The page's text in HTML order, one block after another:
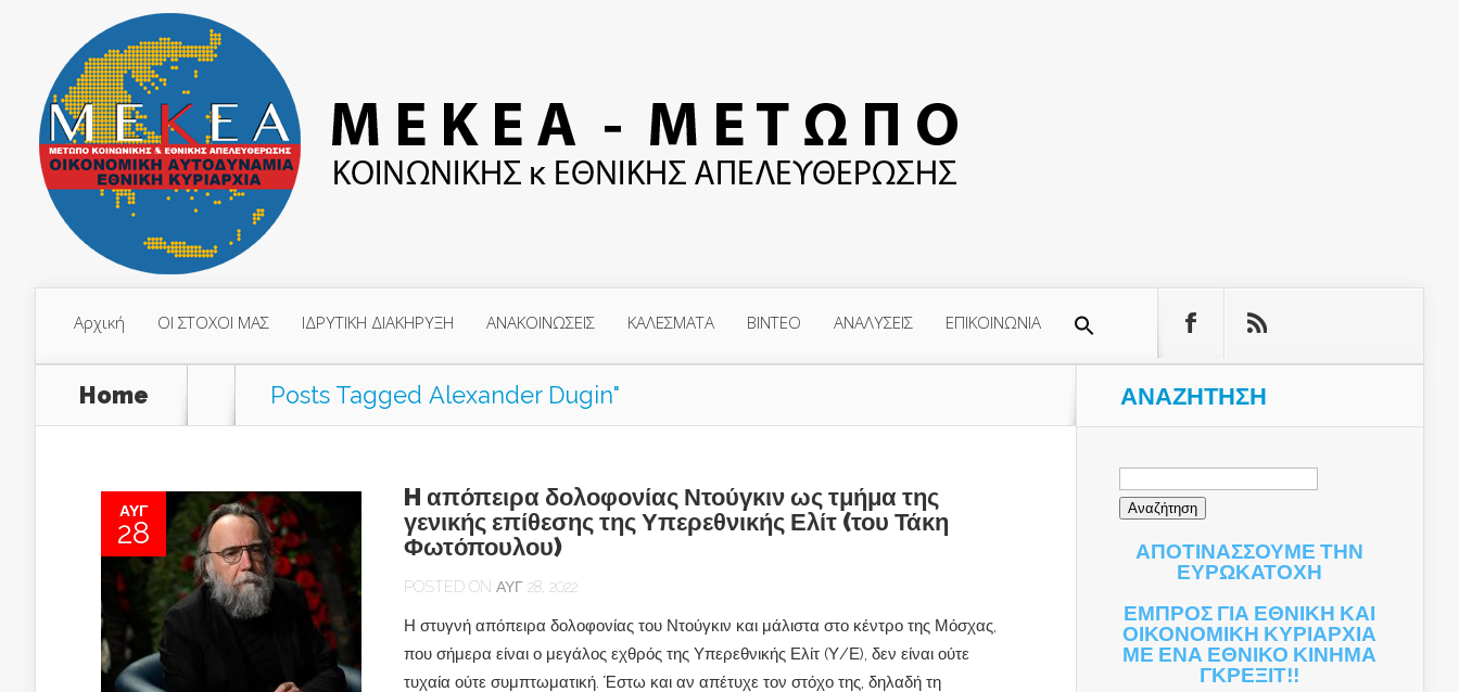
Αρχική ΟΙ ΣΤΟΧΟΙ ΜΑΣ ΙΔΡΥΤΙΚΗ ΔΙΑΚΗΡΥΞΗ ΑΝΑΚΟΙΝΩΣΕΙΣ ΚΑΛΕΣΜΑΤΑ ΒΙΝΤΕΟ ΑΝΑΛΥΣΕΙΣ ΕΠΙΚΟΙΝΩΝΙΑ
Home Posts Tagged Alexander Dugin"
ΑΥΓ
28
H απόπειρα δολοφονίας Ντούγκιν ως τμήμα της
γενικής επίθεσης της Υπερεθνικής Ελίτ (του Τάκη
Φωτόπουλου)
POSTED ON ΑΥΓ 28, 2022
Η στυγνή απόπειρα δολοφονίας του Ντούγκιν και μάλιστα στο κέντρο της Μόσχας,
που σήμερα είναι ο μεγάλος εχθρός της Υπερεθνικής Ελίτ (Υ/Ε), δεν είναι ούτε
τυχαία ούτε συμπτωματική. Έστω και αν απέτυχε τον στόχο της, δηλαδή τη
ΑΝΑΖΉΤΗΣΗ
Αναζήτηση
ΑΠΟΤΙΝΑΣΣΟΥΜΕ ΤΗΝ
ΕΥΡΩΚΑΤΟΧΗ
ΕΜΠΡΟΣ ΓΙΑ ΕΘΝΙΚΗ ΚΑΙ
ΟΙΚΟΝΟΜΙΚΗ ΚΥΡΙΑΡΧΙΑ
ΜΕ ΕΝΑ ΕΘΝΙΚΟ ΚΙΝΗΜΑ
ΓΚΡΕΞΙΤ!!